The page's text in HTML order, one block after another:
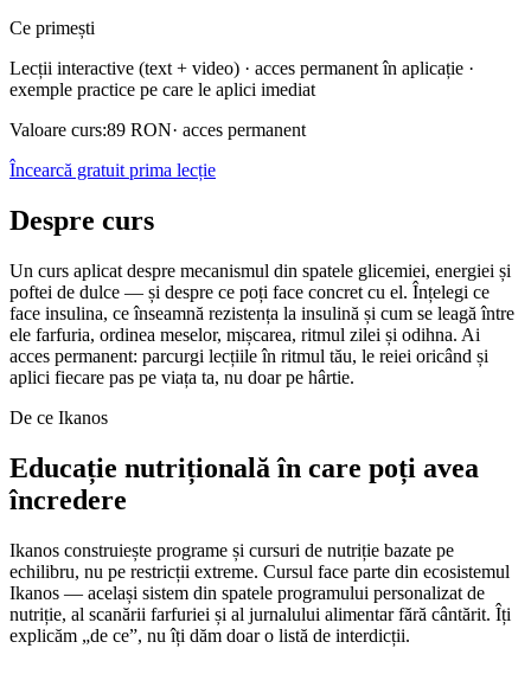
Ce primești
Lecții interactive (text + video) · acces permanent în aplicație ·
exemple practice pe care le aplici imediat
Valoare curs:89 RON· acces permanent
Încearcă gratuit prima lecție
Despre curs
Un curs aplicat despre mecanismul din spatele glicemiei, energiei și
poftei de dulce — și despre ce poți face concret cu el. Înțelegi ce
face insulina, ce înseamnă rezistența la insulină și cum se leagă între
ele farfuria, ordinea meselor, mișcarea, ritmul zilei și odihna. Ai
acces permanent: parcurgi lecțiile în ritmul tău, le reiei oricând și
aplici fiecare pas pe viața ta, nu doar pe hârtie.
De ce Ikanos
Educație nutrițională în care poți avea
încredere
Ikanos construiește programe și cursuri de nutriție bazate pe
echilibru, nu pe restricții extreme. Cursul face parte din ecosistemul
Ikanos — același sistem din spatele programului personalizat de
nutriție, al scanării farfuriei și al jurnalului alimentar fără cântărit. Îți
explicăm „de ce”, nu îți dăm doar o listă de interdicții.